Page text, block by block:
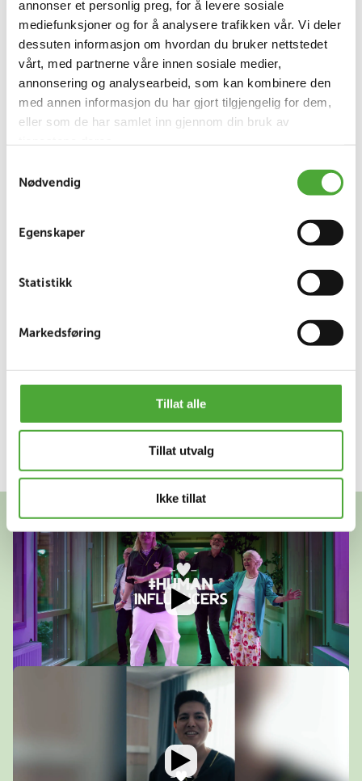
annonser et personlig preg, for å levere sosiale
mediefunksjoner og for å analysere trafikken vår. Vi deler
dessuten informasjon om hvordan du bruker nettstedet
vårt, med partnerne våre innen sosiale medier,
annonsering og analysearbeid, som kan kombinere den
med annen informasjon du har gjort tilgjengelig for dem,
eller som de har samlet inn gjennom din bruk av
Nødvendig
Egenskaper
Statistikk
Markedsføring
Tillat alle
Tillat utvalg
Ikke tillat
Norlandia Care AS
I Norlandia ser vi på våre ansatte som ekte
influencere. De påvirker daglig livene til de de tar
vare på, bidrar til støtte, pleie, personsentrert
Norlandia Care skal levere helseomsorg i
Vi møter folk med et smil og stort engasjement
fordi vi bryr oss om hver enkelt. Vi sprer glede og
og høye standard.
Sammen løser vi utfordringer og
Gjør en forskjell med oss, bli en av våre ekte